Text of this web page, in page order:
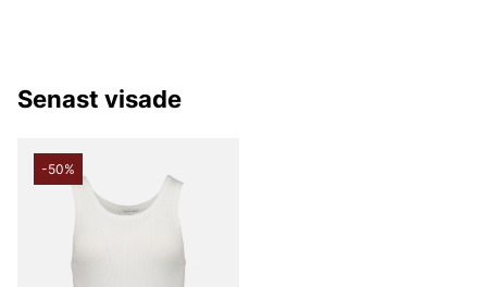
tidlöst och modernt. Produkterna är oftast enfärgade
men de samarbetar också med de bästa
leverantörerna i branschen som de utvecklar unika
modekollektioner tillsammans med. Välskräddat mode
är helt enkelt Tiger of Swedens signum.
Under åren har produktutbudet breddats och speciellt
utbudet för män. Idag kan du hitta både Tiger of
Senast visade
-50%